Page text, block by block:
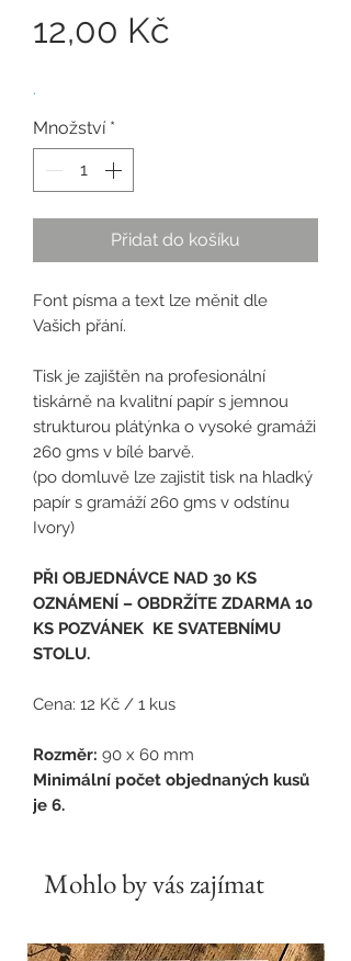
12,00 Kč
.
Množství *
Přidat do košíku
Font písma a text lze měnit dle
Vašich přání.
Tisk je zajištěn na profesionální
tiskárně na kvalitní papír s jemnou
strukturou plátýnka o vysoké gramáži
260 gms v bílé barvě.
(po domluvě lze zajistit tisk na hladký
papír s gramáží 260 gms v odstínu
Ivory)
PŘI OBJEDNÁVCE NAD 30 KS
OZNÁMENÍ – OBDRŽÍTE ZDARMA 10
KS POZVÁNEK KE SVATEBNÍMU
STOLU.
Cena: 12 Kč / 1 kus
Rozměr: 90 x 60 mm
Minimální počet objednaných kusů
je 6.
Mohlo by vás zajímat